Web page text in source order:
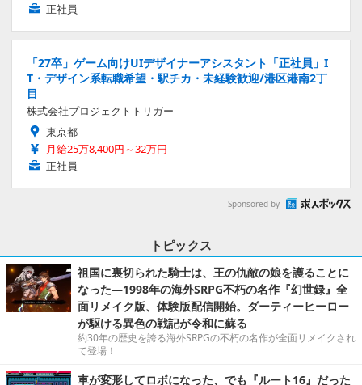
正社員
「27卒」ゲーム向けUIデザイナーアシスタント「正社員」I
T・デザイン系転職希望・駅チカ・未経験歓迎/港区港南2丁
目
株式会社プロジェクトトリガー
東京都
月給25万8,400円～32万円
正社員
Sponsored by
トピックス
祖国に裏切られた騎士は、王の仇敵の娘を護ることに
なった―1998年の海外SRPG不朽の名作『幻世録』全
面リメイク版、体験版配信開始。ダーティーヒーロー
が駆ける異色の戦記が令和に蘇る
約30年の歴史を誇る海外SRPGの不朽の名作が全面リメイクされ
て登場！
車が変形してロボになった、でも『ルート16』だった